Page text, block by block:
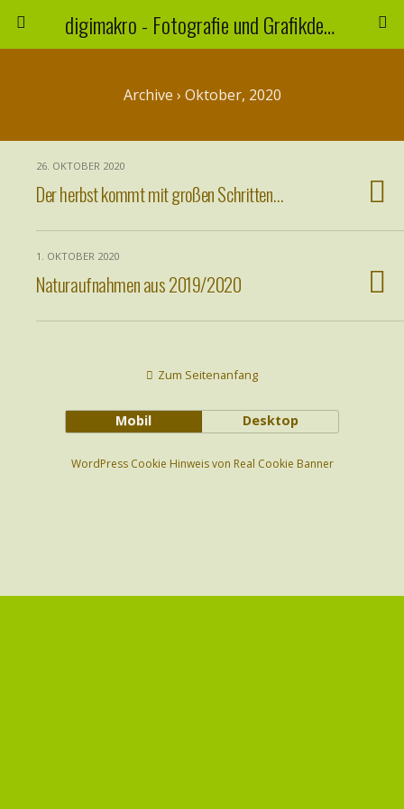
digimakro - Fotografie und Grafikdesign
Archive › Oktober, 2020
26. OKTOBER 2020
Der herbst kommt mit großen Schritten…
1. OKTOBER 2020
Naturaufnahmen aus 2019/2020
Zum Seitenanfang
Mobil Desktop
WordPress Cookie Hinweis von Real Cookie Banner